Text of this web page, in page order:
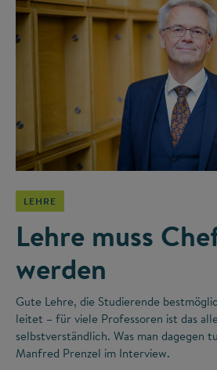
LEHRE
Lehre muss
werden
Gute Lehre, die Studierende
leitet – für viele Professoren ist das
selbstverständlich. Was man dagegen
Manfred Prenzel im Interview.